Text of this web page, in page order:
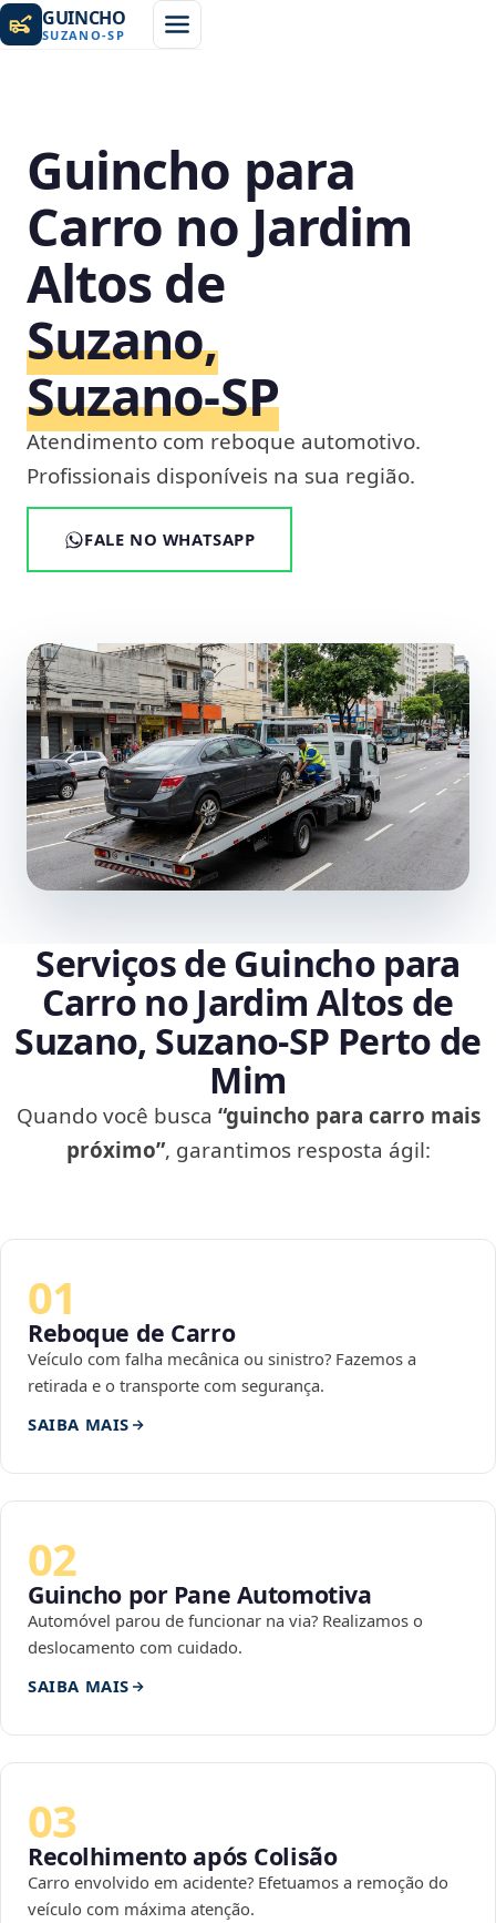
GUINCHO
SUZANO-SP
Guincho para
Carro no Jardim
Altos de
Suzano,
Suzano‑SP
Atendimento com reboque automotivo.
Profissionais disponíveis na sua região.
FALE NO WHATSAPP
Serviços de Guincho para
Carro no Jardim Altos de
Suzano, Suzano‑SP Perto de
Mim
Quando você busca “guincho para carro mais
próximo”, garantimos resposta ágil:
01
Reboque de Carro
Veículo com falha mecânica ou sinistro? Fazemos a
retirada e o transporte com segurança.
SAIBA MAIS
02
Guincho por Pane Automotiva
Automóvel parou de funcionar na via? Realizamos o
deslocamento com cuidado.
SAIBA MAIS
03
Recolhimento após Colisão
Carro envolvido em acidente? Efetuamos a remoção do
veículo com máxima atenção.